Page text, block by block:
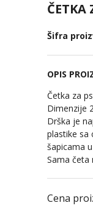
ČETKA
Šifra
OPIS
Četka za
Dimenzije
Drška je
plastike sa
šapicama
Sama četa
Cena